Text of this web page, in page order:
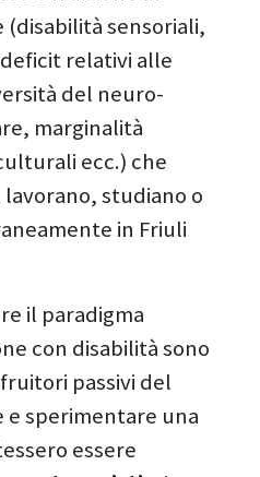
sensoriali,
relativi alle
del neuro-
marginalità
ecc.) che
studiano o
in Friuli
il paradigma
con disabilità sono
passivi del
sperimentare una
essere